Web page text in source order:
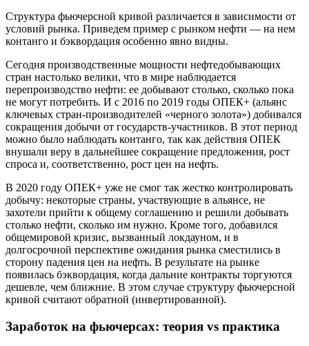
Структура фьючерсной кривой различается в зависимости от
условий рынка. Приведем пример с рынком нефти — на нем
контанго и бэквордация особенно явно видны.
Сегодня производственные мощности нефтедобывающих
стран настолько велики, что в мире наблюдается
перепроизводство нефти: ее добывают столько, сколько пока
не могут потребить. И с 2016 по 2019 годы ОПЕК+ (альянс
ключевых стран-производителей «черного золота») добивался
сокращения добычи от государств-участников. В этот период
можно было наблюдать контанго, так как действия ОПЕК
внушали веру в дальнейшее сокращение предложения, рост
спроса и, соответственно, рост цен на нефть.
В 2020 году ОПЕК+ уже не смог так жестко контролировать
добычу: некоторые страны, участвующие в альянсе, не
захотели прийти к общему соглашению и решили добывать
столько нефти, сколько им нужно. Кроме того, добавился
общемировой кризис, вызванный локдауном, и в
долгосрочной перспективе ожидания рынка сместились в
сторону падения цен на нефть. В результате на рынке
появилась бэквордация, когда дальние контракты торгуются
дешевле, чем ближние. В этом случае структуру фьючерсной
кривой считают обратной (инвертированной).
Заработок на фьючерсах: теория vs практика